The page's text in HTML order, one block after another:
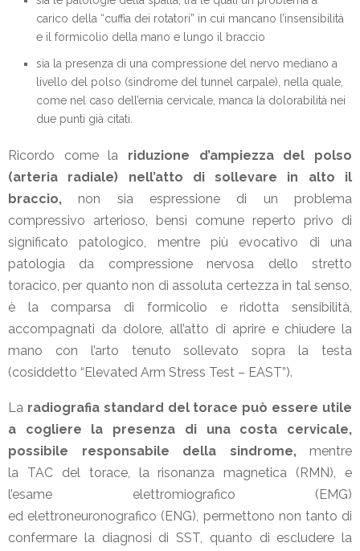
carico della “cuffia dei rotatori” in cui mancano l’insensibilità
e il formicolio della mano e lungo il braccio
sia la presenza di una compressione del nervo mediano a
livello del polso (sindrome del tunnel carpale), nella quale,
come nel caso dell’ernia cervicale, manca la dolorabilità nei
due punti già citati.
Ricordo come la riduzione d’ampiezza del polso
(arteria radiale) nell’atto di sollevare in alto il
braccio, non sia espressione di un problema
compressivo arterioso, bensì comune reperto privo di
significato patologico, mentre più evocativo di una
patologia da compressione nervosa dello stretto
toracico, per quanto non di assoluta certezza in tal senso,
è la comparsa di formicolio e ridotta sensibilità,
accompagnati da dolore, all’atto di aprire e chiudere la
mano con l’arto tenuto sollevato sopra la testa
(cosiddetto “Elevated Arm Stress Test – EAST”).
La radiografia standard del torace può essere utile
a cogliere la presenza di una costa cervicale,
possibile responsabile della sindrome,mentre
la TAC del torace, la risonanza magnetica (RMN), e
l’esame elettromiografico (EMG)
ed elettroneuronografico (ENG), permettono non tanto di
confermare la diagnosi di SST, quanto di escludere la